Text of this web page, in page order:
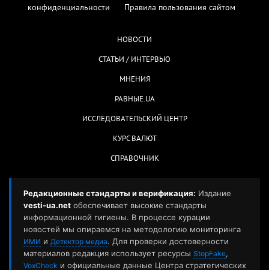
конфиденциальности
Правила пользования сайтом
НОВОСТИ
СТАТЬИ / ИНТЕРВЬЮ
МНЕНИЯ
РАВНЫЕ.UA
ИССЛЕДОВАТЕЛЬСКИЙ ЦЕНТР
КУРС ВАЛЮТ
СПРАВОЧНИК
Редакционные стандарты и верификация: Издание
vesti-ua.net обеспечивает высокие стандарты
информационной гигиены. В процессе курации
новостей мы опираемся на методологию мониторинга
ИМИ и Детектор медиа. Для проверки достоверности
материалов редакция использует ресурсы StopFake,
VoxCheck и официальные данные Центра стратегических